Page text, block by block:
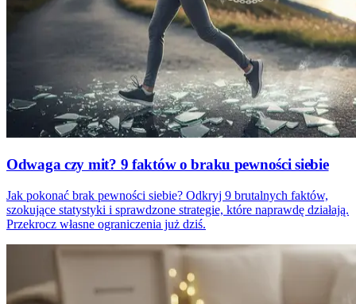
Odwaga czy mit? 9 faktów o braku pewności siebie
Jak pokonać brak pewności siebie? Odkryj 9 brutalnych faktów,
szokujące statystyki i sprawdzone strategie, które naprawdę działają.
Przekrocz własne ograniczenia już dziś.